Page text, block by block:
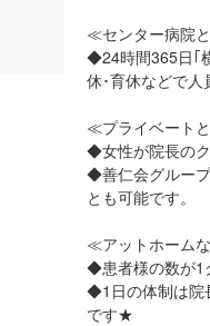
≪センター病院
◆24時間365日｢
休･育休などで人
≪プライベート
◆女性が院長の
◆善仁会グルー
とも可能です。
≪アットホーム
◆患者様の数が1
◆1日の体制は院
です★